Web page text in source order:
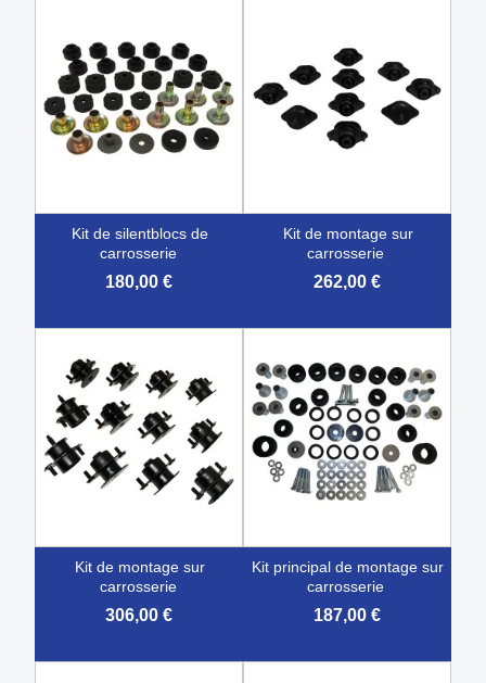
kit de silentblocs de
carrosserie
180,00 €
kit de montage sur
carrosserie
262,00 €
kit de montage sur
carrosserie
306,00 €
kit principal de montage sur
carrosserie
187,00 €